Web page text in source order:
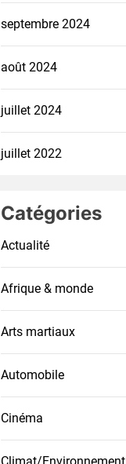
septembre 2024
août 2024
juillet 2024
juillet 2022
Catégories
Actualité
Afrique & monde
Arts martiaux
Automobile
Cinéma